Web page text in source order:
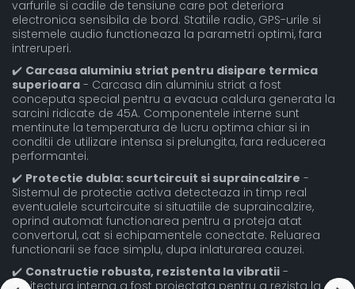
varfurile si cadile de tensiune care pot deteriora
electronica sensibila de bord. Statiile radio, GPS-urile si
sistemele audio functioneaza la parametri optimi, fara
intreruperi.
✔️ Carcasa aluminiu striat pentru disipare termica
superioara - Carcasa din aluminiu striat a fost
conceputa special pentru a evacua caldura generata la
sarcini ridicate de 45A. Componentele interne sunt
mentinute la temperatura de lucru optima chiar si in
conditii de utilizare intensa si prelungita, fara reducerea
performantei.
✔️ Protectie dubla: scurtcircuit si supraincalzire -
Sistemul de protectie activa detecteaza in timp real
eventualele scurtcircuite si situatiile de supraincalzire,
oprind automat functionarea pentru a proteja atat
convertorul, cat si echipamentele conectate. Reluarea
functionarii se face simplu, dupa inlaturarea cauzei.
✔️ Constructie robusta, rezistenta la vibratii -
Arhitectura interna a fost proiectata pentru a rezista la